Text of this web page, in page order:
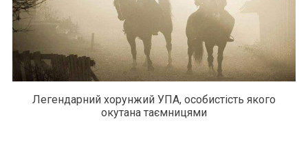
Легендарний хорунжий УПА, особистість якого
окутана таємницями